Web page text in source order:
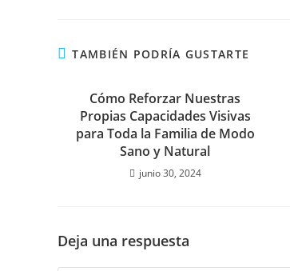
TAMBIÉN PODRÍA GUSTARTE
Cómo Reforzar Nuestras
Propias Capacidades Visivas
para Toda la Familia de Modo
Sano y Natural
junio 30, 2024
Deja una respuesta